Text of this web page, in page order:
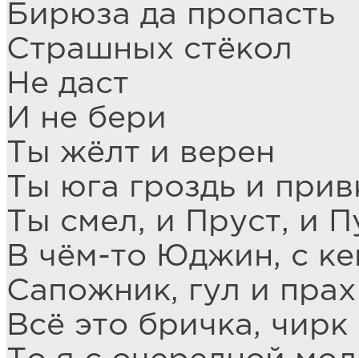
Бирюза да пропасть
Страшных стёкол
Не даст
И не бери
Ты жёлт и верен
Ты юга гроздь и
Ты смел, и Пруст, и
В чём-то Юджин, с
Сапожник, гул и прах
Всё это бричка, чирк